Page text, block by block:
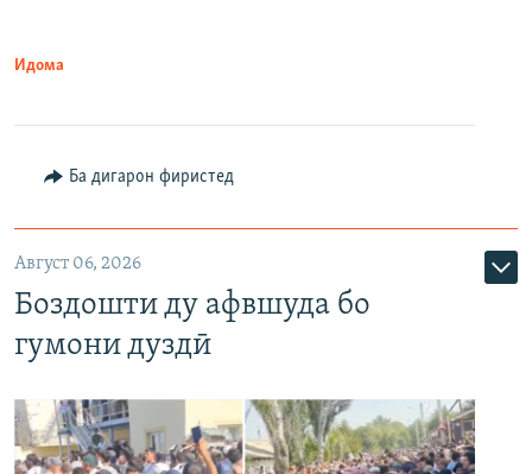
Идома
Ба дигарон фиристед
Август 06, 2026
Боздошти ду афвшуда бо
гумони дуздӣ